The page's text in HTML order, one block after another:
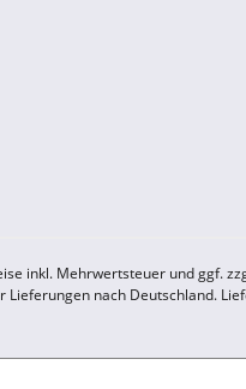
inkl. Mehrwertsteuer und ggf.
Lieferungen nach Deutschland.